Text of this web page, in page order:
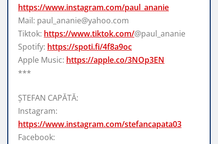
https://www.instagram.com/paul_ananie
Mail: paul_ananie@yahoo.com
Tiktok: https://www.tiktok.com/@paul_ananie
Spotify: https://spoti.fi/4f8a9oc
Apple Music: https://apple.co/3NOp3EN
***
ȘTEFAN CAPĂTĂ:
Instagram:
https://www.instagram.com/stefancapata03
Facebook: